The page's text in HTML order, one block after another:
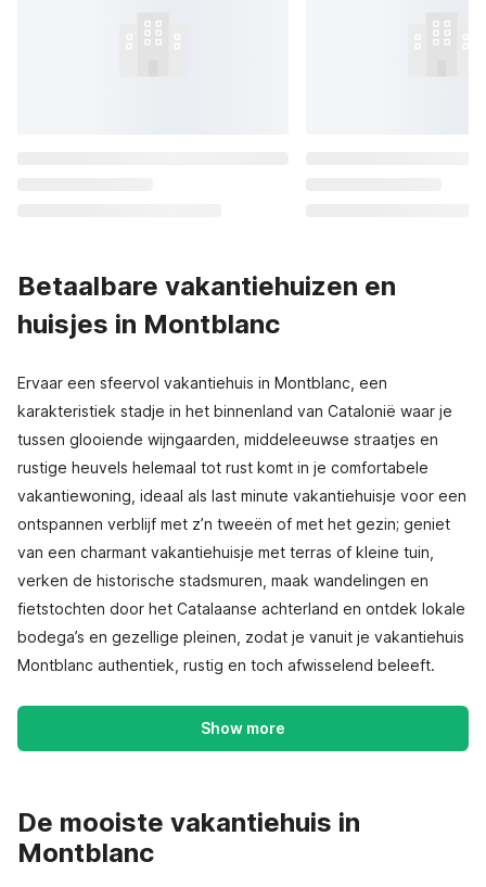
Betaalbare vakantiehuizen en
huisjes in Montblanc
Ervaar een sfeervol vakantiehuis in Montblanc, een
karakteristiek stadje in het binnenland van Catalonië waar je
tussen glooiende wijngaarden, middeleeuwse straatjes en
rustige heuvels helemaal tot rust komt in je comfortabele
vakantiewoning, ideaal als last minute vakantiehuisje voor een
ontspannen verblijf met z’n tweeën of met het gezin; geniet
van een charmant vakantiehuisje met terras of kleine tuin,
verken de historische stadsmuren, maak wandelingen en
fietstochten door het Catalaanse achterland en ontdek lokale
bodega’s en gezellige pleinen, zodat je vanuit je vakantiehuis
Montblanc authentiek, rustig en toch afwisselend beleeft.
Show more
De mooiste vakantiehuis in
Montblanc